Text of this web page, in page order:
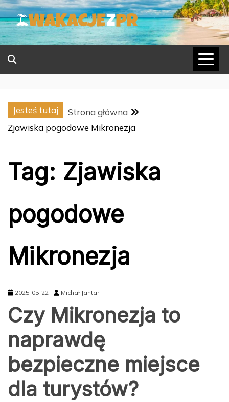
Skip
to
content
Jesteś tutaj
Strona główna
Zjawiska pogodowe Mikronezja
Tag: Zjawiska
pogodowe
Mikronezja
2025-05-22 Michał Jantar
Czy Mikronezja to
naprawdę
bezpieczne miejsce
dla turystów?